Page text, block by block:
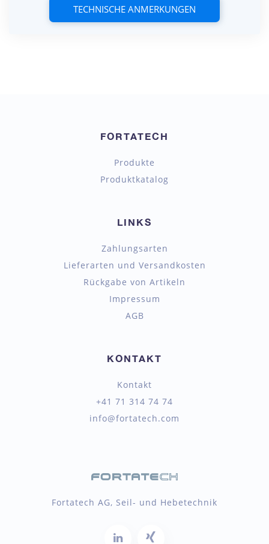
TECHNISCHE ANMERKUNGEN
FORTATECH
Produkte
Produktkatalog
LINKS
Zahlungsarten
Lieferarten und Versandkosten
Rückgabe von Artikeln
Impressum
AGB
KONTAKT
Kontakt
+41 71 314 74 74
info@fortatech.com
Fortatech AG, Seil- und Hebetechnik